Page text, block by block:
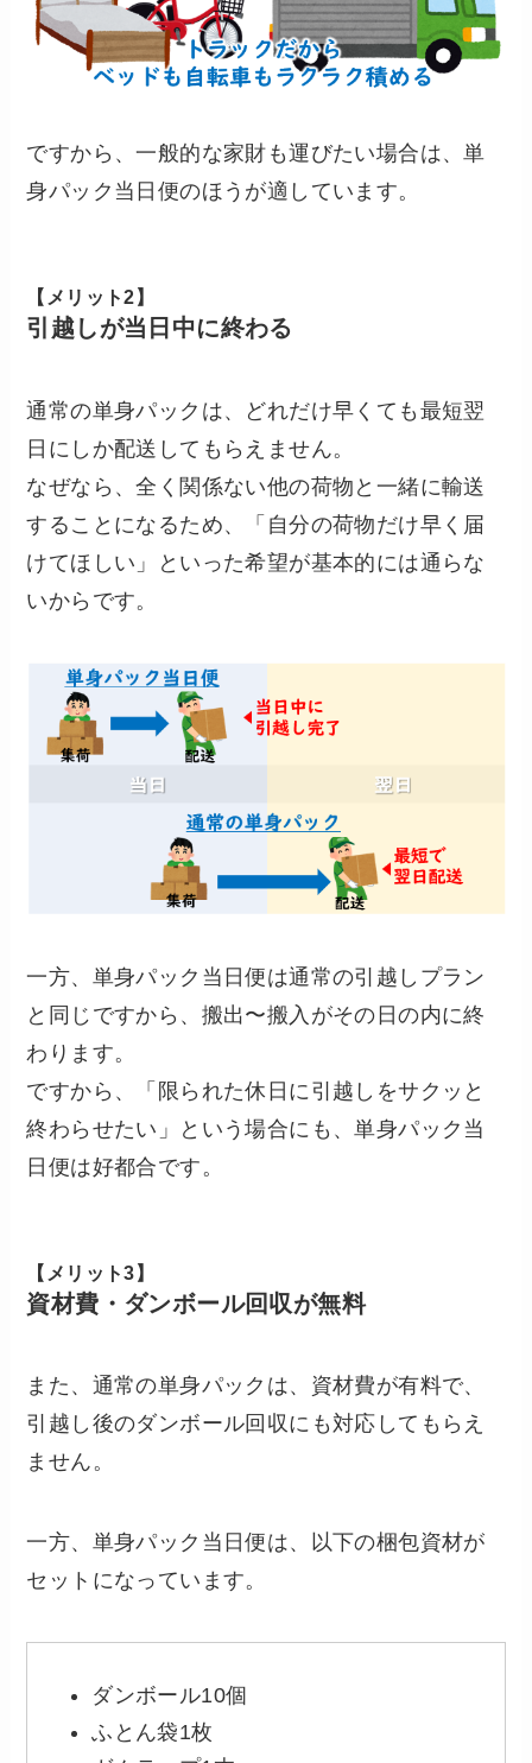
ですから、一般的な家財も運びたい場合は、単
身パック当日便のほうが適しています。
【メリット2】
引越しが当日中に終わる
通常の単身パックは、どれだけ早くても最短翌
日にしか配送してもらえません。
なぜなら、全く関係ない他の荷物と一緒に輸送
することになるため、「自分の荷物だけ早く届
けてほしい」といった希望が基本的には通らな
いからです。
一方、単身パック当日便は通常の引越しプラン
と同じですから、搬出〜搬入がその日の内に終
わります。
ですから、「限られた休日に引越しをサクッと
終わらせたい」という場合にも、単身パック当
日便は好都合です。
【メリット3】
資材費・ダンボール回収が無料
また、通常の単身パックは、資材費が有料で、
引越し後のダンボール回収にも対応してもらえ
ません。
一方、単身パック当日便は、以下の梱包資材が
セットになっています。
ダンボール10個
ふとん袋1枚